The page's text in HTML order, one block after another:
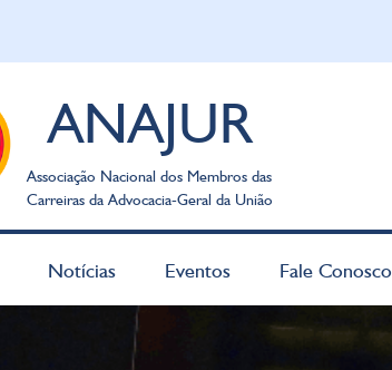
ANAJUR
Associação Nacional dos Membros das
Carreiras da Advocacia-Geral da União
Notícias Eventos Fale Conosco